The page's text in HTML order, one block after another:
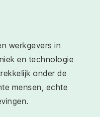
werkgevers in
en technologie
onder de
mensen, echte